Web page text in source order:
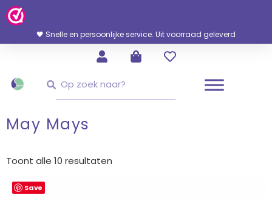
Ga
Naar
Inhoud
🖤 Snelle en persoonlijke service. Uit voorraad geleverd
May Mays
Toont alle 10 resultaten
Save